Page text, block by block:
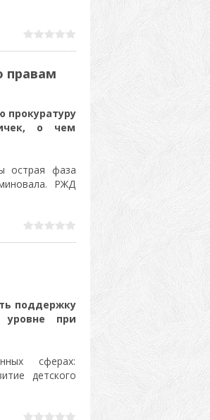
правам
прокуратуру
о чем
острая фаза
РЖД
поддержку
при
сферах:
детского